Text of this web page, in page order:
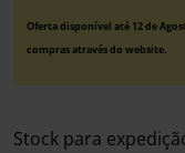
Oferta disponível até 12 de
compras através do website.
Stock para